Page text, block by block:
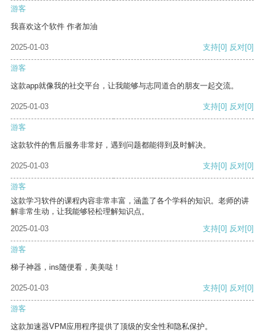
游客
我喜欢这个软件 作者加油
2025-01-03 支持[0] 反对[0]
游客
这款app就像我的社交平台，让我能够与志同道合的朋友一起交流。
2025-01-03 支持[0] 反对[0]
游客
这款软件的售后服务非常好，遇到问题都能得到及时解决。
2025-01-03 支持[0] 反对[0]
游客
这款学习软件的课程内容非常丰富，涵盖了各个学科的知识。老师的讲
解非常生动，让我能够轻松理解知识点。
2025-01-03
支持[0] 反对[0]
游客
梯子神器，ins随便看，美美哒！
2025-01-03 支持[0] 反对[0]
游客
这款加速器VPM应用程序提供了顶级的安全性和隐私保护。